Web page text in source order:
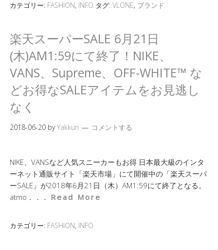
カテゴリー: FASHION, INFO タグ: VLONE, ブランド
楽天スーパーSALE 6月21日
(木)AM1:59にて終了！NIKE、
VANS、Supreme、OFF-WHITE™ な
どお得なSALEアイテムをお見逃し
なく
2018-06-20 byYakkun コメントする
NIKE、VANSなど人気スニーカーもお得 日本最大級のインタ
ーネット通販サイト「楽天市場」にて開催中の「楽天スーパ
ーSALE」が2018年6月21日（木）AM1:59にて終了となる。
atmo．．． Read More
カテゴリー: FASHION, INFO